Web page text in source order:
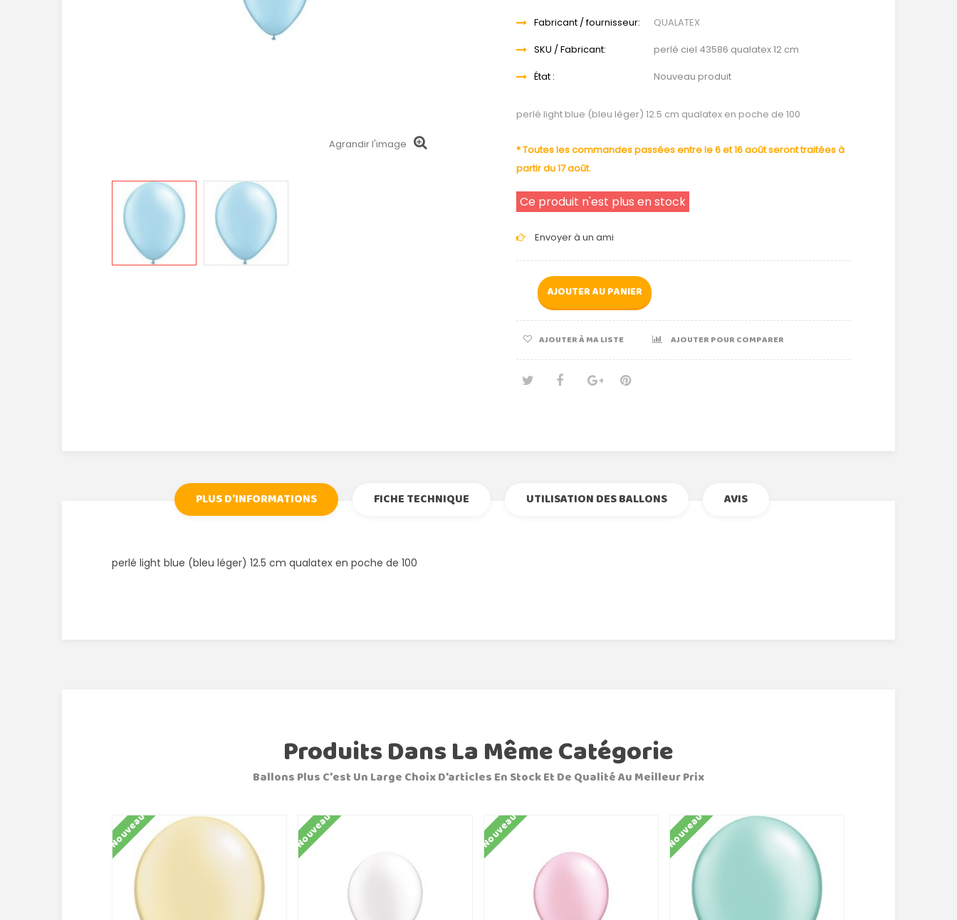
Agrandir l'image
Fabricant / fournisseur:
QUALATEX
SKU / Fabricant:
perlé ciel 43586 qualatex 12 cm
État :
Nouveau produit
perlé light blue (bleu léger) 12.5 cm qualatex en poche de 100
* Toutes les commandes passées entre le 6 et 16 août seront traitées à
partir du 17 août.
Ce produit n'est plus en stock
Envoyer à un ami
AJOUTER AU PANIER
AJOUTER À MA LISTE AJOUTER POUR COMPARER
PLUS D'INFORMATIONS FICHE TECHNIQUE UTILISATION DES BALLONS AVIS
perlé light blue (bleu léger) 12.5 cm qualatex en poche de 100
Produits Dans La Même Catégorie
Ballons Plus C'est Un Large Choix D'articles En Stock Et De Qualité Au Meilleur Prix
Nouveau Nouveau Nouveau Nouveau